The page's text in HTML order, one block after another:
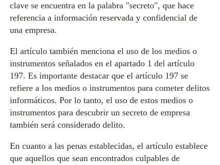
clave se encuentra en la palabra "secreto", que hace
referencia a información reservada y confidencial de
una empresa.
El artículo también menciona el uso de los medios o
instrumentos señalados en el apartado 1 del artículo
197. Es importante destacar que el artículo 197 se
refiere a los medios o instrumentos para cometer delitos
informáticos. Por lo tanto, el uso de estos medios o
instrumentos para descubrir un secreto de empresa
también será considerado delito.
En cuanto a las penas establecidas, el artículo establece
que aquellos que sean encontrados culpables de